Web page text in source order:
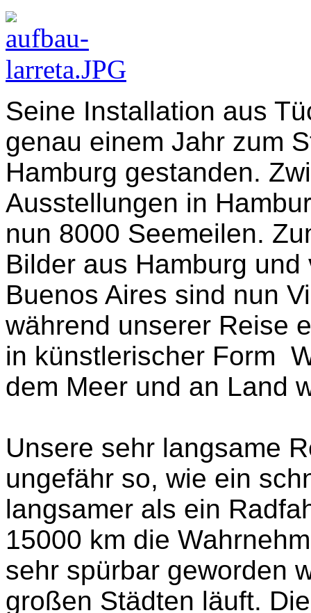
Seine Installation aus
genau einem Jahr zum
Hamburg gestanden.
Ausstellungen in
nun 8000 Seemeilen.
Bilder aus Hamburg
Buenos Aires sind nun
während unserer Reise
in künstlerischer Form
dem Meer und an Land
Unsere sehr langsame
ungefähr so, wie ein
langsamer als ein
15000 km die
sehr spürbar geworden
großen Städten läuft.